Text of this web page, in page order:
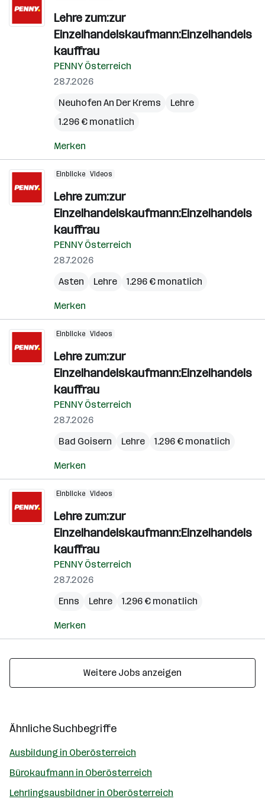
Lehre zum:zur
Einzelhandelskaufmann:Einzelhandels
kauffrau
PENNY Österreich
28.7.2026
Neuhofen An Der Krems
Lehre
1.296 € monatlich
Merken
Einblicke Videos
Lehre zum:zur
Einzelhandelskaufmann:Einzelhandels
kauffrau
PENNY Österreich
28.7.2026
Asten
Lehre 1.296 € monatlich
Merken
Einblicke Videos
Lehre zum:zur
Einzelhandelskaufmann:Einzelhandels
kauffrau
PENNY Österreich
28.7.2026
Bad Goisern
Lehre 1.296 € monatlich
Merken
Einblicke Videos
Lehre zum:zur
Einzelhandelskaufmann:Einzelhandels
kauffrau
PENNY Österreich
28.7.2026
Enns
Lehre 1.296 € monatlich
Merken
Weitere Jobs anzeigen
Ähnliche Suchbegriffe
Ausbildung in Oberösterreich
Bürokaufmann in Oberösterreich
Lehrlingsausbildner in Oberösterreich